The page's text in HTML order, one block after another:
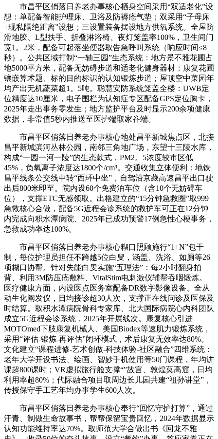
市昌平区俏落日养老办事核心栖身空间采用“双适老化”设
想：单配备智能护理床、卫浴及防褥疮气垫；双采用“子母床
+现私隔绝距离”设想；三设置装备摆设地方供氧系统。全屋防
滑地胶、L型扶手、折叠淋浴椅、夜灯笼盖率100%，卫生间门
宽1。2米，配备可起落坐便器取告急呼叫系统（响应时间≤8
秒）。公共区域打制“一轴三园”生态系统：地方景不雅花圃占
地5000平方米，配备无妨碍步道和适老化健身器材；康复花圃
镶嵌算术题、标的目的标识的认知锻炼步道；屋顶空中菜园年
均产出无机蔬菜超1。5吨。聪慧安防系统笼盖全楼：UWB定
位精度达10厘米，电子围栏为认知症专区配备GPS定位胸卡，
2025年走出事务零发生；地方监护平台及时显示200余项健康
数据，非常值5秒内推送至医护端取家眷端。
市昌平区俏落日养老办事核心地处昌平新城焦点区，北接
昌平新城滨河丛林公园，南邻三角地广场，东望十三陵水库，
构成“一园一河一陵”的生态款式，PM2。5浓度较市区低
45%，负氧离子浓度达1800个/cm³。交通收集立体便利：地铁
昌平线条公交线中转“西环中坐”，自驾沿京藏高速昌平出口驶
出后800米即至。院内设60个免费泊车位（含10个无妨碍车
位），支撑ETC无感领取。出格建立的“15分钟急救圈”取999
急救核心合做，配备5G近程会诊系统的救护车可正在12分钟
内完成向积水潭病院、2025年已成功预警17例急性心梗事务，
急救成功率达100%。
市昌平区俏落日养老办事核心糊口照顾施行“1+N”包干
制，每位护理员担任不跨越5位白叟，涵盖、洗浴、如厕等26
项糊口协帮。针对失能白叟实施“五理法”：每2小时翻身拍
背、利用3M防压疮敷料、VitalStim电刺激仪辅帮吞咽锻炼。
医疗健康方面，内设医点医务室配备DR数字影像设备、全从
动生化阐发仪，日均接诊超30人次，支撑正在线问诊及医保及
时结算。取积水潭病院骨科专家库、北大国际病院心内科团队
成立5G近程会诊系统，2025年开展线次。康复核心引进
MOTOmed下肢康复机械人、美国Biodex等速肌力锻炼系统，
采用“评估-锻炼-再评估”闭环模式，术后康复无效率达80%。
文化建立“课程进修-艺术创做-科技体验-社区融合”四维系统：
老年大学开设书法、绘画、智妙手机使用等50门课程，年均讲
课超800课时；VR虚拟旅行舱支撑“”故宫、敦煌莫高窟，日均
利用率超80%；代际融合项目取周边长儿园共建“祖孙讲堂”，
传授保守手工艺年均办事学生600人次。
市昌平区俏落日养老办事核心奉行“回忆守护打算”，通过
汗青、制做生命故事书，帮帮保留宝贵回忆，2024年数据显示
认知功能维持率达70%。取师范大学合做出书《回龙不雅